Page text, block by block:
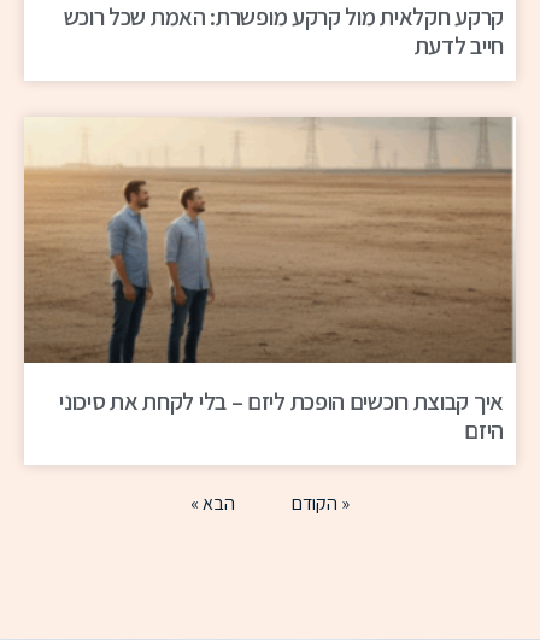
קרקע חקלאית מול קרקע מופשרת: האמת שכל רוכש
חייב לדעת
איך קבוצת רוכשים הופכת ליזם – בלי לקחת את סיכוני
היזם
« הקודם הבא »